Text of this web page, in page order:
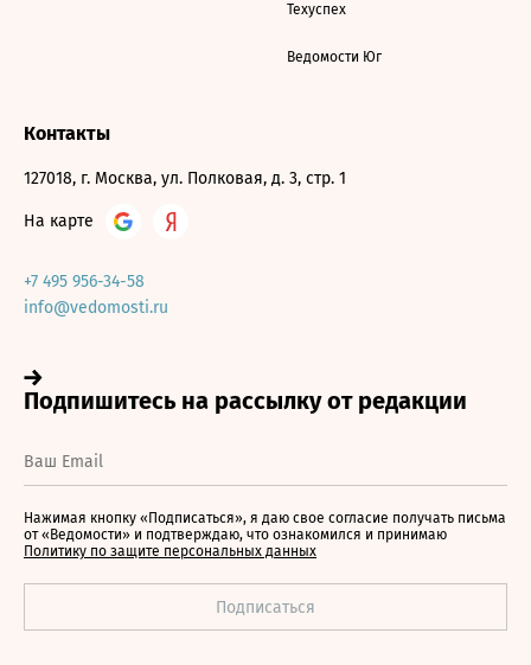
Техуспех
Ведомости Юг
Контакты
127018, г. Москва, ул. Полковая, д. 3, стр. 1
На карте
+7 495 956-34-58
info@vedomosti.ru
Нажимая кнопку «Подписаться», я даю свое согласие получать письма
от «Ведомости» и подтверждаю, что ознакомился и принимаю
Политику по защите персональных данных